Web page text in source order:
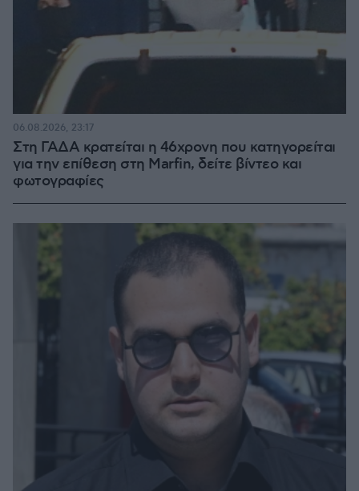
Στη ΓΑΔΑ κρατείται η 46χρονη που κατηγορείται
για την επίθεση στη Marfin, δείτε βίντεο και
φωτογραφίες
06.08.2026, 23:17